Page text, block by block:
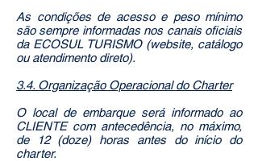
As condições de acesso e peso mínimo
são sempre informadas nos canais oficiais
da ECOSUL TURISMO (website, catálogo
ou atendimento direto).
3.4. Organização Operacional do Charter
O local de embarque será informado ao
CLIENTE com antecedência, no máximo,
de 12 (doze) horas antes do início do
charter.